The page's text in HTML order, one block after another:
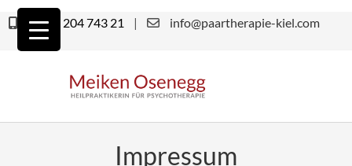
Zum
Inhalt
springen
0151 204 743 21 | info@paartherapie-kiel.com
Impressum